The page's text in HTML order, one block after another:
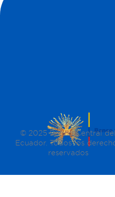
© 2025 Banco Central
Ecuador. Todos los
reservados